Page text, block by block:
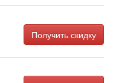
Получить скидку